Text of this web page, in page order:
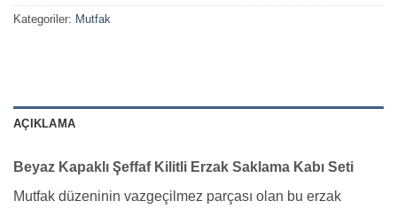
Kategoriler: Mutfak
AÇIKLAMA
Beyaz Kapaklı Şeffaf Kilitli Erzak Saklama Kabı Seti
Mutfak düzeninin vazgeçilmez parçası olan bu erzak